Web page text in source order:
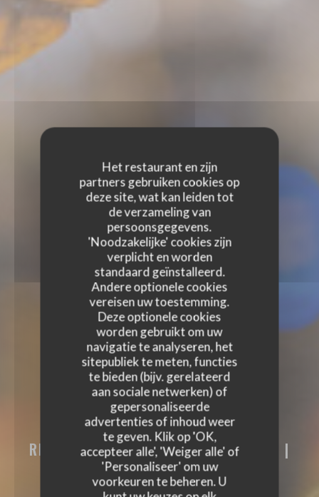
Het restaurant en zijn
partners gebruiken cookies op
deze site, wat kan leiden tot
de verzameling van
persoonsgegevens.
'Noodzakelijke' cookies zijn
verplicht en worden
standaard geïnstalleerd.
Andere optionele cookies
vereisen uw toestemming.
Deze optionele cookies
worden gebruikt om uw
navigatie te analyseren, het
sitepubliek te meten, functies
te bieden (bijv. gerelateerd
aan sociale netwerken) of
gepersonaliseerde
advertenties of inhoud weer
te geven. Klik op 'OK,
accepteer alle', 'Weiger alle' of
'Personaliseer' om uw
voorkeuren te beheren. U
PODENCO BODEGA
RESTAURANT - TAPASBAR - WIJNBAR |
BERTRANGE